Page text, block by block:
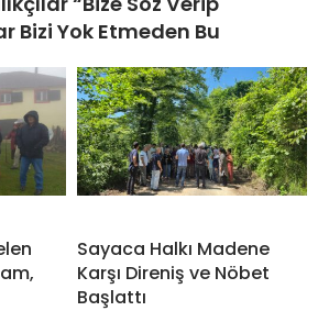
Bizi Yok Etmeden Bu
Sayaca Halkı Madene
Karşı Direniş ve Nöbet
Başlattı